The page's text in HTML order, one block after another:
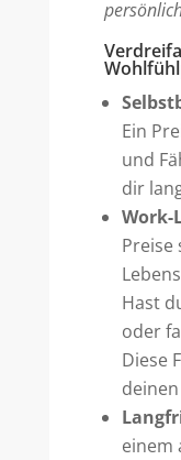
Ein
und
dir
Work-
Preise
Hast
oder
Diese
einem